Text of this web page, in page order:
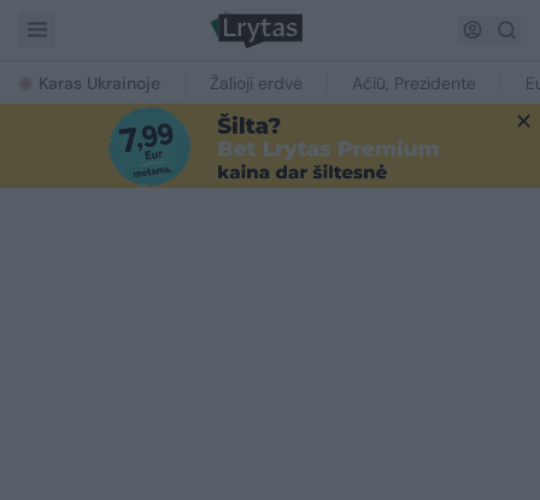
Karas Ukrainoje Žalioji erdvė Ačiū, Prezidente